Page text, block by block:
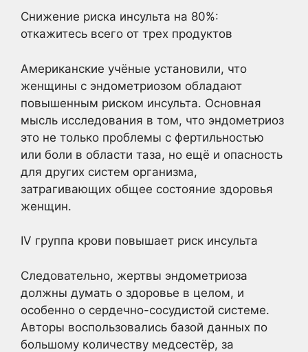
Снижение риска инсульта на 80%:
откажитесь всего от трех продуктов
Американские учёные установили, что
женщины с эндометриозом обладают
повышенным риском инсульта. Основная
мысль исследования в том, что эндометриоз
это не только проблемы с фертильностью
или боли в области таза, но ещё и опасность
для других систем организма,
затрагивающих общее состояние здоровья
женщин.
IV группа крови повышает риск инсульта
Следовательно, жертвы эндометриоза
должны думать о здоровье в целом, и
особенно о сердечно-сосудистой системе.
Авторы воспользовались базой данных по
большому количеству медсестёр, за